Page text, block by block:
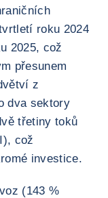
roku 2024
2025, což
přesunem
z
dva sektory
třetiny toků
což
investice.
(143 %